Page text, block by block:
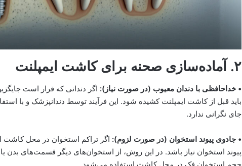
۲. آماده‌سازی صحنه برای کاشت ایمپلنت
• خداحافظی با دندان معیوب (در صورت نیاز): اگر دندانی که قرار است
باید قبل از کاشت ایمپلنت کشیده شود. این فرآیند توسط دندانپزشک و با
جای نگرانی ندارد.
• جادوی پیوند استخوان (در صورت لزوم): اگر تراکم استخوان در محل کاشت
پیوند استخوان نیاز باشد. در این روش، از استخوان‌های دیگر قسمت‌های بدن